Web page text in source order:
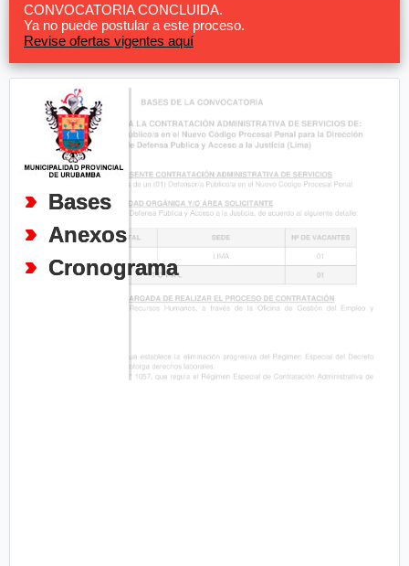
CONVOCATORIA CONCLUIDA.
Ya no puede postular a este proceso.
Revise ofertas vigentes aquí
Bases
Anexos
Cronograma